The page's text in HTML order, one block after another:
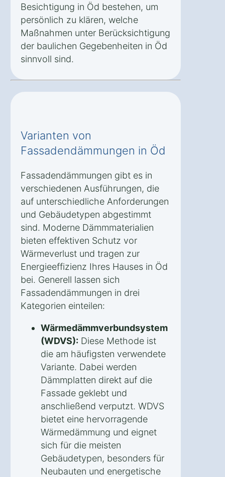
Besichtigung in Öd bestehen, um
persönlich zu klären, welche
Maßnahmen unter Berücksichtigung
der baulichen Gegebenheiten in Öd
sinnvoll sind.
Varianten von
Fassadendämmungen in Öd
Fassadendämmungen gibt es in
verschiedenen Ausführungen, die
auf unterschiedliche Anforderungen
und Gebäudetypen abgestimmt
sind. Moderne Dämmmaterialien
bieten effektiven Schutz vor
Wärmeverlust und tragen zur
Energieeffizienz Ihres Hauses in Öd
bei. Generell lassen sich
Fassadendämmungen in drei
Kategorien einteilen:
Wärmedämmverbundsystem
(WDVS): Diese Methode ist
die am häufigsten verwendete
Variante. Dabei werden
Dämmplatten direkt auf die
Fassade geklebt und
anschließend verputzt. WDVS
bietet eine hervorragende
Wärmedämmung und eignet
sich für die meisten
Gebäudetypen, besonders für
Neubauten und energetische